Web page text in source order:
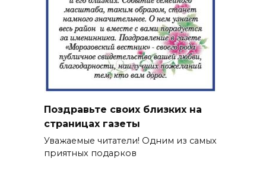
Поздравьте своих близких на
страницах газеты
Уважаемые читатели! Одним из самых
приятных подарков